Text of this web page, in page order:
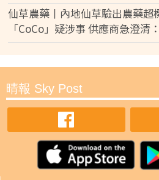
仙草農藥丨內地仙草驗出農藥超
「CoCo」疑涉事 供應商急澄清
晴報 Sky Post